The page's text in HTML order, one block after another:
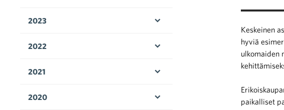
Keskeinen
hyviä
ulkomaiden
paikalliset
2023
2022
2021
2020